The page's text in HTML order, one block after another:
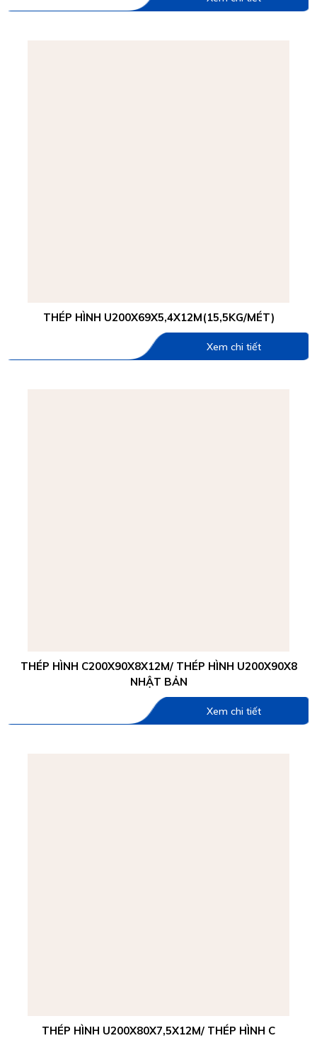
THÉP HÌNH U200X69X5,4X12M(15,5KG/MÉT)
Xem chi tiết
THÉP HÌNH C200X90X8X12M/ THÉP HÌNH U200X90X8
NHẬT BẢN
Xem chi tiết
THÉP HÌNH U200X80X7,5X12M/ THÉP HÌNH C